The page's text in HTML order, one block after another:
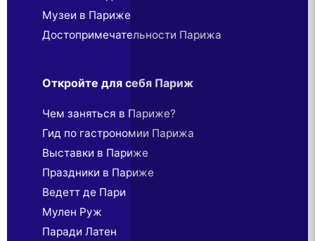
Музеи в Париже
Достопримечательности Парижа
Откройте для себя Париж
Чем заняться в Париже?
Гид по гастрономии Парижа
Выставки в Париже
Праздники в Париже
Ведетт де Пари
Мулен Руж
Паради Латен